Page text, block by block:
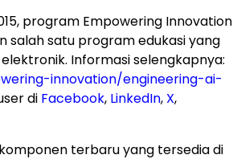
program Empowering Innovation
salah satu program edukasi yang
Informasi selengkapnya:
innovation/engineering-ai-
di Facebook, LinkedIn, X,
terbaru yang tersedia di